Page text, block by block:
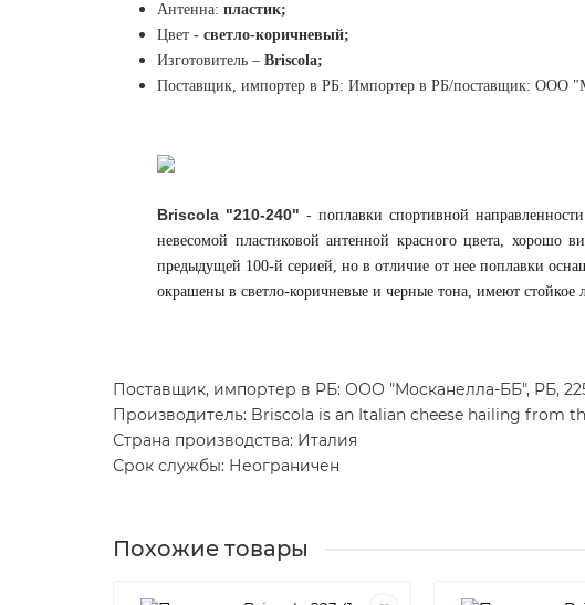
Антенна: пластик;
Цвет - светло-коричневый;
Изготовитель – Briscola;
Поставщик, импортер в РБ: Импортер в РБ/поставщик: ООО
Briscola "210-240" - поплавки спортивной
невесомой пластиковой антенной красного цвета, хорошо
предыдущей 100-й серией, но в отличие от нее поплавки
окрашены в светло-коричневые и черные тона, имеют стойкое
Поставщик, импортер в РБ: ООО "Москанелла-ББ", РБ,
Производитель: Briscola is an Italian cheese hailing from
Страна производства: Италия
Срок службы: Неограничен
Похожие товары